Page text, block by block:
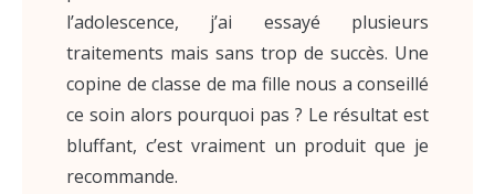
l’adolescence, j’ai essayé plusieurs
traitements mais sans trop de succès. Une
copine de classe de ma fille nous a conseillé
ce soin alors pourquoi pas ? Le résultat est
bluffant, c’est vraiment un produit que je
recommande.